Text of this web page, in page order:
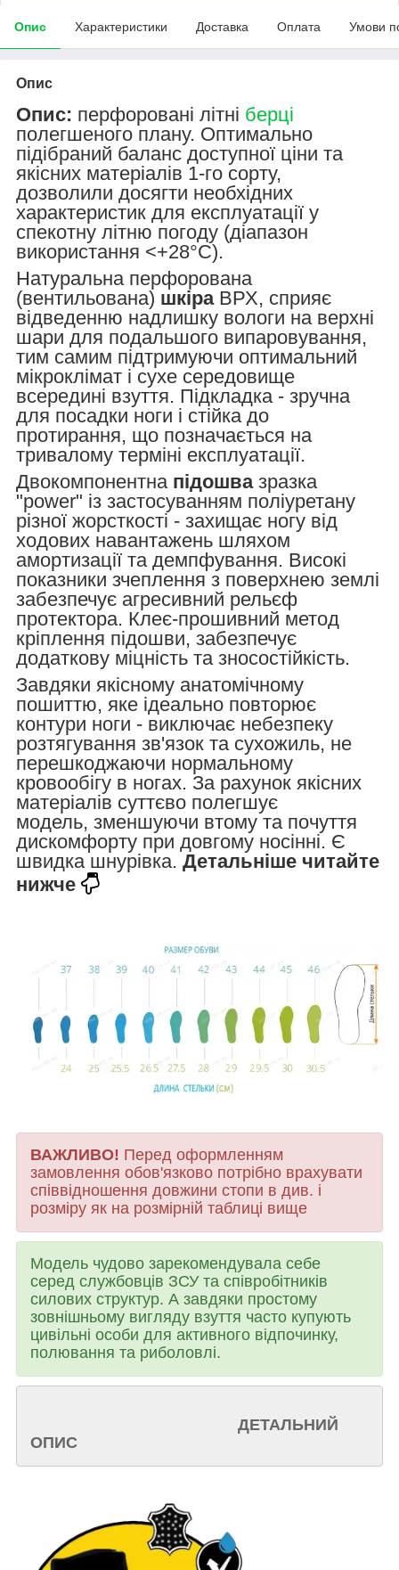
Опис Характеристики Доставка Оплата Умови
Опис
Опис: перфоровані літні берці
полегшеного плану. Оптимально
підібраний баланс доступної ціни та
якісних матеріалів 1-го сорту,
дозволили досягти необхідних
характеристик для експлуатації у
спекотну літню погоду (діапазон
використання <+28°С).
Натуральна перфорована
(вентильована) шкіраВРХ, сприяє
відведенню надлишку вологи на верхні
шари для подальшого випаровування,
тим самим підтримуючи оптимальний
мікроклімат і сухе середовище
всередині взуття. Підкладка - зручна
для посадки ноги і стійка до
протирання, що позначається на
тривалому терміні експлуатації.
Двокомпонентна підошвазразка
"power" із застосуванням поліуретану
різної жорсткості - захищає ногу від
ходових навантажень шляхом
амортизації та демпфування. Високі
показники зчеплення з поверхнею землі
забезпечує агресивний рельєф
протектора. Клеє-прошивний метод
кріплення підошви, забезпечує
додаткову міцність та зносостійкість.
Завдяки якісному анатомічному
пошиттю, яке ідеально повторює
контури ноги - виключає небезпеку
розтягування зв'язок та сухожиль, не
перешкоджаючи нормальному
кровообігу в ногах. За рахунок якісних
матеріалів суттєво полегшує
модель, зменшуючи втому та почуття
дискомфорту при довгому носінні. Є
швидка шнурівка. Детальніше читайте
нижче
ВАЖЛИВО! Перед оформленням
замовлення обов'язково потрібно врахувати
співвідношення довжини стопи в див. і
розміру як на розмірній таблиці вище
Модель чудово зарекомендувала себе
серед службовців ЗСУ та співробітників
силових структур. А завдяки простому
зовнішньому вигляду взуття часто купують
цивільні особи для активного відпочинку,
полювання та риболовлі.
ДЕТАЛЬНИЙ
ОПИС